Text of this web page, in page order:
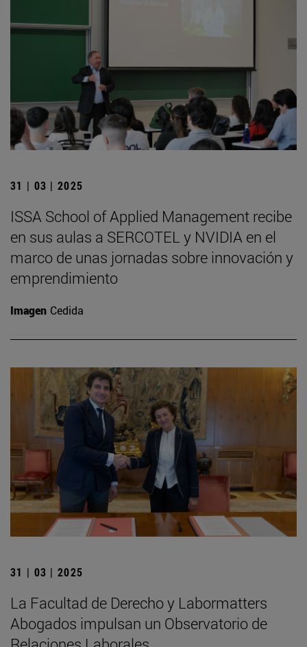
31 | 03 | 2025
ISSA School of Applied Management recibe
en sus aulas a SERCOTEL y NVIDIA en el
marco de unas jornadas sobre innovación y
emprendimiento
Imagen Cedida
31 | 03 | 2025
La Facultad de Derecho y Labormatters
Abogados impulsan un Observatorio de